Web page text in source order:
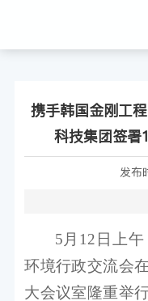
携手韩国金刚工
科技集团签
发布
5月12日上
环境行政交流会
大会议室隆重举